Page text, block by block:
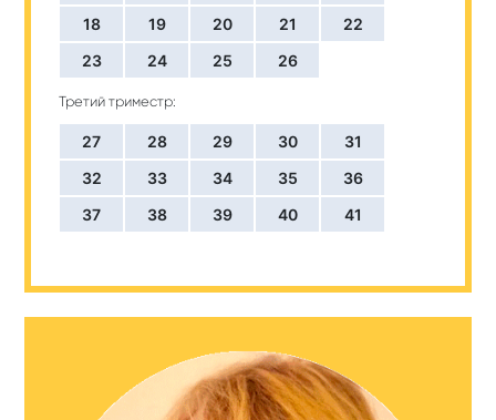
18
19 20 21
22
23
24 25 26
Третий триместр:
27 28 29 30
31
32
33 34 35
36
37
38 39 40 41